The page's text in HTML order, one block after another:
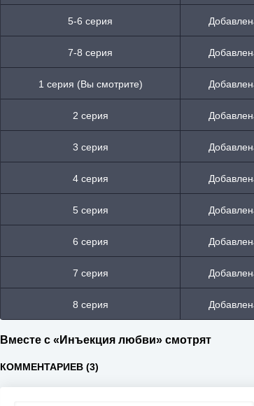
5-6 серия
7-8 серия
1 серия (Вы смотрите)
2 серия
3 серия
4 серия
5 серия
6 серия
7 серия
8 серия
Вместе с «Инъекция любви» смотрят
КОММЕНТАРИЕВ (3)